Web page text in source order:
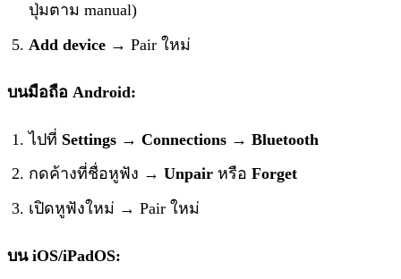
ปุ่มตาม manual)
Add device → Pair ใหม่
บนมือถือ Android:
ไปที่ Settings → Connections → Bluetooth
กดค้างที่ชื่อหูฟัง → Unpair หรือ Forget
เปิดหูฟังใหม่ → Pair ใหม่
บน iOS/iPadOS: